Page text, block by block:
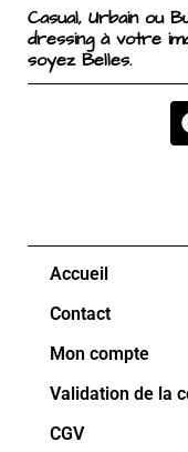
Casual, Urbain ou
dressing à votre
soyez Belles.
Accueil
Contact
Mon compte
Validation de la
CGV